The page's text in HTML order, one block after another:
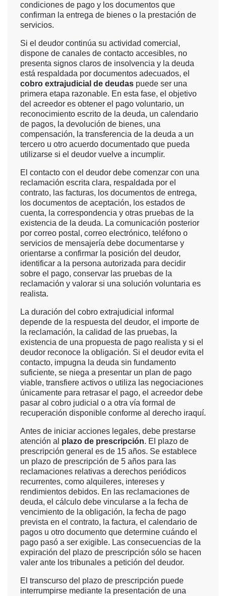
condiciones de pago y los documentos que
confirman la entrega de bienes o la prestación de
servicios.
Si el deudor continúa su actividad comercial,
dispone de canales de contacto accesibles, no
presenta signos claros de insolvencia y la deuda
está respaldada por documentos adecuados, el
cobro extrajudicial de deudas puede ser una
primera etapa razonable. En esta fase, el objetivo
del acreedor es obtener el pago voluntario, un
reconocimiento escrito de la deuda, un calendario
de pagos, la devolución de bienes, una
compensación, la transferencia de la deuda a un
tercero u otro acuerdo documentado que pueda
utilizarse si el deudor vuelve a incumplir.
El contacto con el deudor debe comenzar con una
reclamación escrita clara, respaldada por el
contrato, las facturas, los documentos de entrega,
los documentos de aceptación, los estados de
cuenta, la correspondencia y otras pruebas de la
existencia de la deuda. La comunicación posterior
por correo postal, correo electrónico, teléfono o
servicios de mensajería debe documentarse y
orientarse a confirmar la posición del deudor,
identificar a la persona autorizada para decidir
sobre el pago, conservar las pruebas de la
reclamación y valorar si una solución voluntaria es
realista.
La duración del cobro extrajudicial informal
depende de la respuesta del deudor, el importe de
la reclamación, la calidad de las pruebas, la
existencia de una propuesta de pago realista y si el
deudor reconoce la obligación. Si el deudor evita el
contacto, impugna la deuda sin fundamento
suficiente, se niega a presentar un plan de pago
viable, transfiere activos o utiliza las negociaciones
únicamente para retrasar el pago, el acreedor debe
pasar al cobro judicial o a otra vía formal de
recuperación disponible conforme al derecho iraquí.
Antes de iniciar acciones legales, debe prestarse
atención al plazo de prescripción. El plazo de
prescripción general es de 15 años. Se establece
un plazo de prescripción de 5 años para las
reclamaciones relativas a derechos periódicos
recurrentes, como alquileres, intereses y
rendimientos debidos. En las reclamaciones de
deuda, el cálculo debe vincularse a la fecha de
vencimiento de la obligación, la fecha de pago
prevista en el contrato, la factura, el calendario de
pagos u otro documento que determine cuándo el
pago pasó a ser exigible. Las consecuencias de la
expiración del plazo de prescripción sólo se hacen
valer ante los tribunales a petición del deudor.
El transcurso del plazo de prescripción puede
interrumpirse mediante la presentación de una